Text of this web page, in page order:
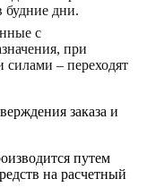
будние дни.
с
при
силами – переходят
заказа и
путем
на расчетный